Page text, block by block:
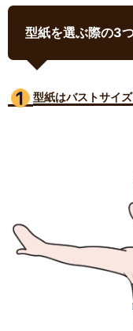
型紙を選ぶ際の3
型紙はバストサイズ